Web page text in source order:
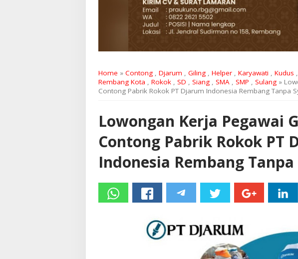
Home » Contong , Djarum , Giling , Helper , Karyawati , Kudus ,
Rembang Kota , Rokok , SD , Siang , SMA , SMP , Sulang »
Contong Pabrik Rokok PT Djarum Indonesia Rembang Tanpa
Lowongan Kerja Pegawai
Contong Pabrik Rokok PT
Indonesia Rembang